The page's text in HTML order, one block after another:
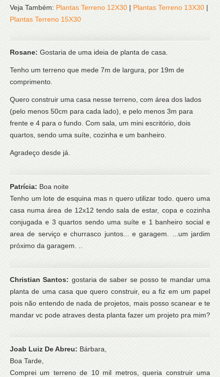
Veja Também: Plantas Terreno 12X30 | Plantas Terreno 13X30 |
Plantas Terreno 15X30
Rosane: Gostaria de uma ideia de planta de casa.
Tenho um terreno que mede 7m de largura, por 19m de
comprimento.
Quero construir uma casa nesse terreno, com área dos lados
(pelo menos 50cm para cada lado), e pelo menos 3m para
frente e 4 para o fundo. Com sala, um mini escritório, dois
quartos, sendo uma suíte, cozinha e um banheiro.
Agradeço desde já.
Patrícia: Boa noite
Tenho um lote de esquina mas n quero utilizar todo. quero uma
casa numa área de 12x12 tendo sala de estar, copa e cozinha
conjugada e 3 quartos sendo uma suíte e 1 banheiro social e
area de serviço e churrasco juntos... e garagem. ...um jardim
próximo da garagem. ..
Christian Santos: gostaria de saber se posso te mandar uma
planta de uma casa que quero construir, eu a fiz em um papel
pois não entendo de nada de projetos, mais posso scanear e te
mandar vc pode atraves desta planta fazer um projeto pra mim?
Joab Luiz De Abreu: Bárbara,
Boa Tarde,
Comprei um terreno de 10 mil metros, queria construir uma